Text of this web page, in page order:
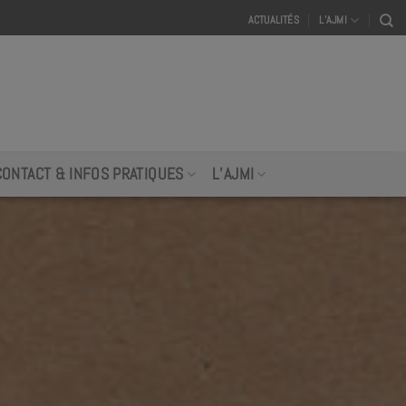
ACTUALITÉS L’AJMI
& INFOS PRATIQUES L’AJMI